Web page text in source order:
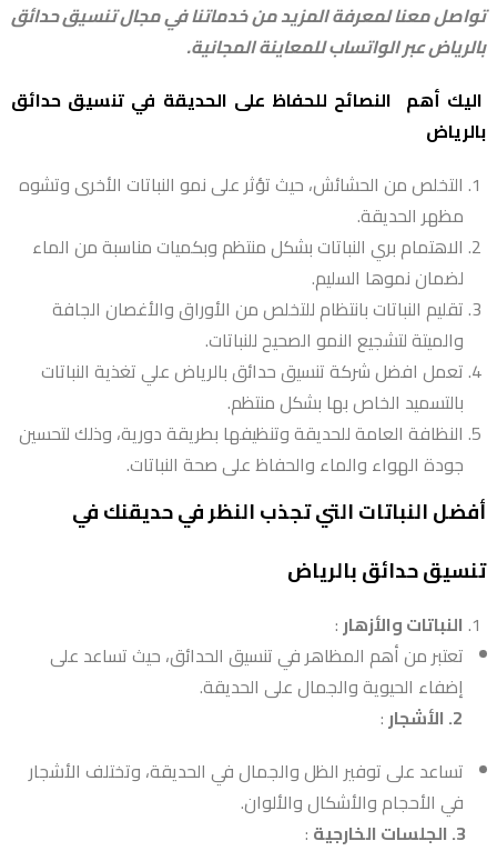
تواصل معنا لمعرفة المزيد من خدماتنا في مجال تنسيق حدائق
بالرياض عبر الواتساب للمعاينة المجانية.
اليك أهم النصائح للحفاظ على الحديقة في تنسيق حدائق
بالرياض
التخلص من الحشائش، حيث تؤثر على نمو النباتات الأخرى وتشوه
مظهر الحديقة.
الاهتمام بري النباتات بشكل منتظم وبكميات مناسبة من الماء
لضمان نموها السليم.
تقليم النباتات بانتظام للتخلص من الأوراق والأغصان الجافة
والميتة لتشجيع النمو الصحيح للنباتات.
تعمل افضل شركة تنسيق حدائق بالرياض علي تغذية النباتات
بالتسميد الخاص بها بشكل منتظم.
النظافة العامة للحديقة وتنظيفها بطريقة دورية، وذلك لتحسين
جودة الهواء والماء والحفاظ على صحة النباتات.
أفضل النباتات التي تجذب النظر في حديقنك في
تنسيقحدائق بالرياض
النباتات والأزهار:
تعتبر من أهم المظاهر في تنسيق الحدائق، حيث تساعد على
إضفاء الحيوية والجمال على الحديقة.
:
تساعد على توفير الظل والجمال في الحديقة، وتختلف الأشجار
في الأحجام والأشكال والألوان.
: